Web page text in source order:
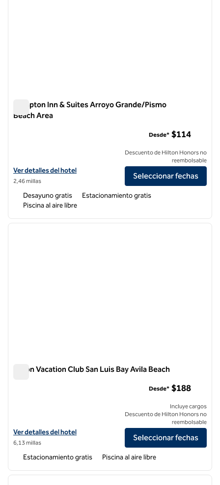
Hampton Inn & Suites Arroyo Grande/Pismo
Beach Area
Ver detalles del hotel Hampton Inn & Suites Arroyo Grande/Pismo
Ver detalles del hotel
2,46 millas
Desde* $114
Descuento de Hilton Honors no
reembolsable
Seleccionar fechas
Desayuno gratis
Estacionamiento gratis
Piscina al aire libre
1 de 12
Hilton Vacation Club San Luis Bay Avila Beach
Ver detalles del hotel Hilton Vacation Club San Luis Bay Avila Beach
Ver detalles del hotel
6,13 millas
Desde* $188
Incluye cargos
Descuento de Hilton Honors no
reembolsable
Seleccionar fechas
Estacionamiento gratis Piscina al aire libre
1 de 12